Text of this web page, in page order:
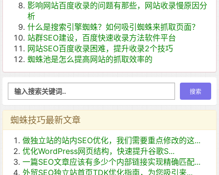
影响网站百度收录的问题有那些，网站收录慢原因分
析
什么是搜索引擎蜘蛛？如何吸引蜘蛛来抓取页面？
站群SEO建设，百度快速收录方法软件平台
网站SEO百度收录困难，提升收录2个技巧
蜘蛛池是怎么提高网站的抓取效率的
蜘蛛技巧最新文章
做独立站的站内SEO优化，我们需要重点修改的这...
优化WordPress网页结构，快速提升谷歌S...
一篇SEO文章应该有多少个内部链接实现精确匹配...
外贸SEO独立站首页TDK优化指南，为您吸引来...